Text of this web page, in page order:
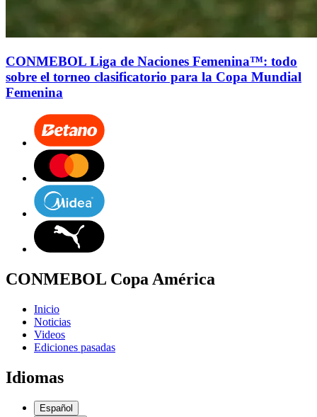
CONMEBOL Liga de Naciones Femenina™: todo
sobre el torneo clasificatorio para la Copa Mundial
Femenina
CONMEBOL Copa América
Inicio
Noticias
Videos
Ediciones pasadas
Idiomas
Español